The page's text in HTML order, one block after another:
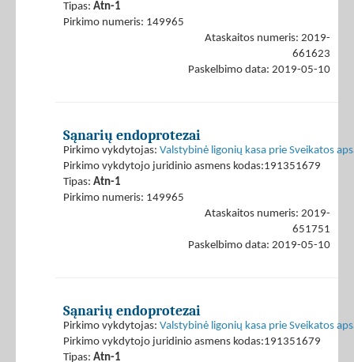
Tipas: Atn-1
Pirkimo numeris: 149965
Ataskaitos numeris: 2019-
661623
Paskelbimo data: 2019-05-10
Sąnarių endoprotezai
Pirkimo vykdytojas: Valstybinė ligonių kasa prie Sveikatos
Pirkimo vykdytojo juridinio asmens kodas:191351679
Tipas: Atn-1
Pirkimo numeris: 149965
Ataskaitos numeris: 2019-
651751
Paskelbimo data: 2019-05-10
Sąnarių endoprotezai
Pirkimo vykdytojas: Valstybinė ligonių kasa prie Sveikatos
Pirkimo vykdytojo juridinio asmens kodas:191351679
Tipas: Atn-1